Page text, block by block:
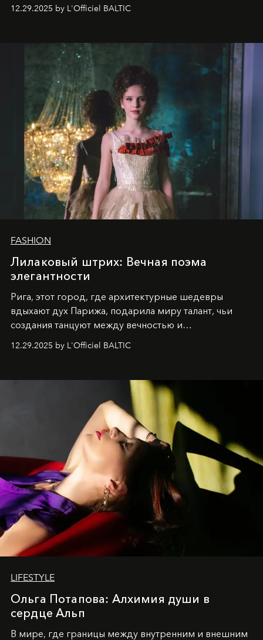
харизмы, чье имя уже украшает обложки
2025
и LUXIA June 2025, представляет собой
уникальное явление современной культуры.
12.29.2025 by L'Officiel BALTIC
FASHION
Лилаковый штрих: Вечная поэма
элегантности
Рига, этот город, где архитектурные шедевры
вдыхают дух Парижа, подарила миру талант, чьи
создания танцуют между вечностью и
12.29.2025 by L'Officiel BALTIC
LIFESTYLE
Ольга Потапова: Алхимия души в
сердце Альп
В мире, где границы между внутренним и внешним